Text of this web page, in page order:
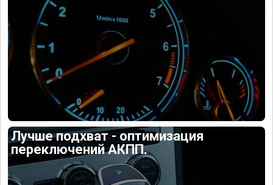
Лучше подхват - оптимизация
переключений АКПП.